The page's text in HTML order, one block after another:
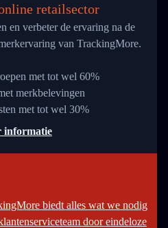
retailsector
en verbeter de ervaring na de
van TrackingMore.
met tot wel 60%
merkbelevingen
met tot wel 30%
informatie
biedt alles wat we nodig
door eindeloze